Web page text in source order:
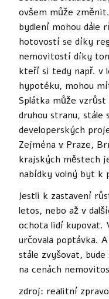
ovšem může
bydlení mohou dále
hotovostí se díky
nemovitostí díky
kteří si tedy např. v
hypotéku, mohou
Splátka může
druhou stranu, stále
developerských
Zejména v Praze,
krajských městech
nabídky volný byt k
Jestli k zastavení
letos, nebo až v
ochota lidí kupovat.
určovala poptávka.
stále zvyšovat,
na cenách
zdroj: realitní